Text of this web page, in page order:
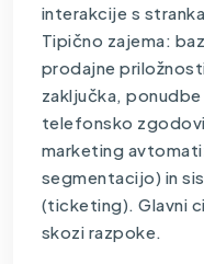
interakcije s
Tipično zajema:
prodajne
zaključka,
telefonsko
marketing
segmentacijo) in
(ticketing). Glavni
skozi razpoke.